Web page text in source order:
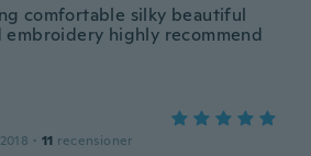
comfortable silky beautiful
embroidery highly recommend
· 11 recensioner